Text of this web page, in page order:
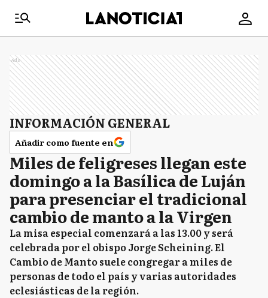
Ads
INFORMACIÓN GENERAL
Añadir como fuente en
Miles de feligreses llegan este
domingo a la Basílica de Luján
para presenciar el tradicional
cambio de manto a la Virgen
La misa especial comenzará a las 13.00 y será
celebrada por el obispo Jorge Scheining. El
Cambio de Manto suele congregar a miles de
personas de todo el país y varias autoridades
eclesiásticas de la región.